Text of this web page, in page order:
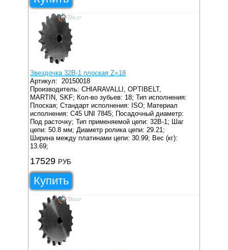
Звездочка 32B-1 плоская Z=18
Артикул: 20150018
Производитель: CHIARAVALLI, OPTIBELT,
MARTIN, SKF; Кол-во зубьев: 18; Тип исполнения:
Плоская; Стандарт исполнения: ISO; Материал
исполнения: C45 UNI 7845; Посадочный диаметр:
Под расточку; Тип применяемой цепи: 32B-1;
Шаг
цепи: 50.8 мм; Диаметр ролика цепи: 29.21;
Ширина между платинами цепи: 30.99; Вес (кг):
13.69;
17529 РУБ
Купить